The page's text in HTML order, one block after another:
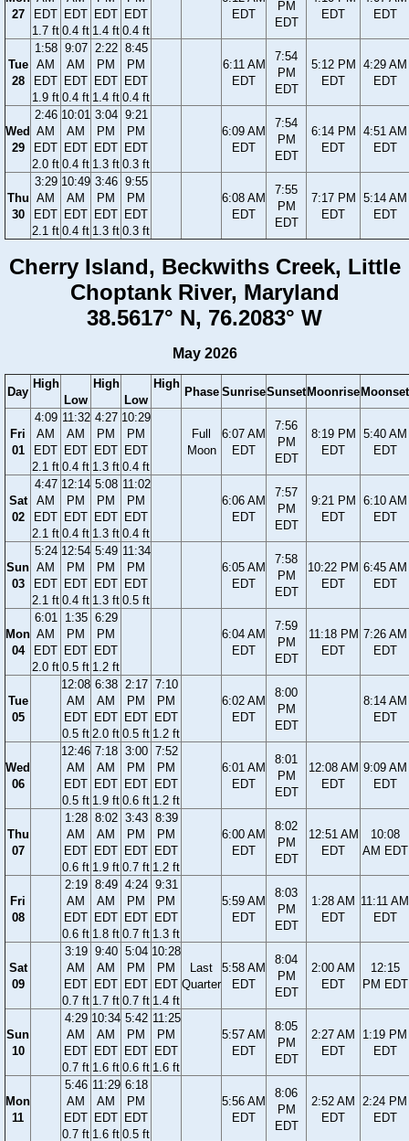
27
EDT
1.7 ft
EDT
0.4 ft
EDT
1.4 ft
EDT
0.4 ft
EDT
PM
EDT
EDT
EDT
Tue
28
1:58
AM
EDT
1.9 ft
9:07
AM
EDT
0.4 ft
2:22
PM
EDT
1.4 ft
8:45
PM
EDT
0.4 ft
6:11 AM
EDT
7:54
PM
EDT
5:12 PM
EDT
4:29 AM
EDT
Wed
29
2:46
AM
EDT
2.0 ft
10:01
AM
EDT
0.4 ft
3:04
PM
EDT
1.3 ft
9:21
PM
EDT
0.3 ft
6:09 AM
EDT
7:54
PM
EDT
6:14 PM
EDT
4:51 AM
EDT
Thu
30
3:29
AM
EDT
2.1 ft
10:49
AM
EDT
0.4 ft
3:46
PM
EDT
1.3 ft
9:55
PM
EDT
0.3 ft
6:08 AM
EDT
7:55
PM
EDT
7:17 PM
EDT
5:14 AM
EDT
Cherry Island, Beckwiths Creek, Little
Choptank River, Maryland
38.5617° N, 76.2083° W
May 2026
Day
High
Low
High
Low
High
Phase SunriseSunset Moonrise Moonset
Fri
01
4:09
AM
EDT
2.1 ft
11:32
AM
EDT
0.4 ft
4:27
PM
EDT
1.3 ft
10:29
PM
EDT
0.4 ft
Full
Moon
6:07 AM
EDT
7:56
PM
EDT
8:19 PM
EDT
5:40 AM
EDT
Sat
02
4:47
AM
EDT
2.1 ft
12:14
PM
EDT
0.4 ft
5:08
PM
EDT
1.3 ft
11:02
PM
EDT
0.4 ft
6:06 AM
EDT
7:57
PM
EDT
9:21 PM
EDT
6:10 AM
EDT
Sun
03
5:24
AM
EDT
2.1 ft
12:54
PM
EDT
0.4 ft
5:49
PM
EDT
1.3 ft
11:34
PM
EDT
0.5 ft
6:05 AM
EDT
7:58
PM
EDT
10:22 PM
EDT
6:45 AM
EDT
Mon
04
6:01
AM
EDT
2.0 ft
1:35
PM
EDT
0.5 ft
6:29
PM
EDT
1.2 ft
6:04 AM
EDT
7:59
PM
EDT
11:18 PM
EDT
7:26 AM
EDT
Tue
05
12:08
AM
EDT
0.5 ft
6:38
AM
EDT
2.0 ft
2:17
PM
EDT
0.5 ft
7:10
PM
EDT
1.2 ft
6:02 AM
EDT
8:00
PM
EDT
8:14 AM
EDT
Wed
06
12:46
AM
EDT
0.5 ft
7:18
AM
EDT
1.9 ft
3:00
PM
EDT
0.6 ft
7:52
PM
EDT
1.2 ft
6:01 AM
EDT
8:01
PM
EDT
12:08 AM
EDT
9:09 AM
EDT
Thu
07
1:28
AM
EDT
0.6 ft
8:02
AM
EDT
1.9 ft
3:43
PM
EDT
0.7 ft
8:39
PM
EDT
1.2 ft
6:00 AM
EDT
8:02
PM
EDT
12:51 AM
EDT
10:08
AM EDT
Fri
08
2:19
AM
EDT
0.6 ft
8:49
AM
EDT
1.8 ft
4:24
PM
EDT
0.7 ft
9:31
PM
EDT
1.3 ft
5:59 AM
EDT
8:03
PM
EDT
1:28 AM
EDT
11:11 AM
EDT
Sat
09
3:19
AM
EDT
0.7 ft
9:40
AM
EDT
1.7 ft
5:04
PM
EDT
0.7 ft
10:28
PM
EDT
1.4 ft
Last
Quarter
5:58 AM
EDT
8:04
PM
EDT
2:00 AM
EDT
12:15
PM EDT
Sun
10
4:29
AM
EDT
0.7 ft
10:34
AM
EDT
1.6 ft
5:42
PM
EDT
0.6 ft
11:25
PM
EDT
1.6 ft
5:57 AM
EDT
8:05
PM
EDT
2:27 AM
EDT
1:19 PM
EDT
Mon
11
5:46
AM
EDT
0.7 ft
11:29
AM
EDT
1.6 ft
6:18
PM
EDT
0.5 ft
5:56 AM
EDT
8:06
PM
EDT
2:52 AM
EDT
2:24 PM
EDT